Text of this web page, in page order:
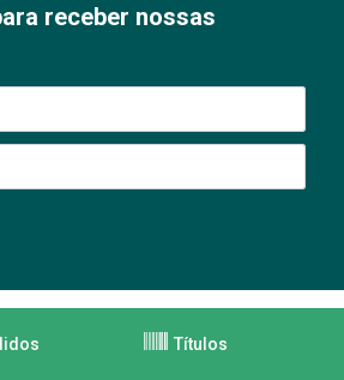
receber nossas
Títulos